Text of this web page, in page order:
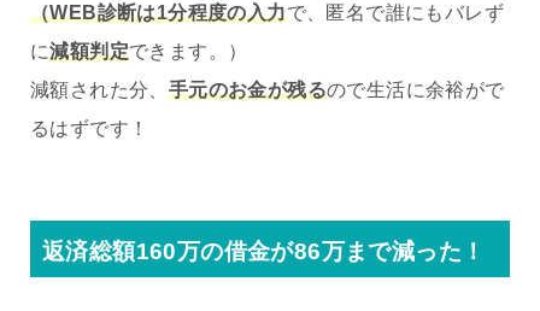
（WEB診断は1分程度の入力で、匿名で誰にもバレず
に減額判定できます。）
減額された分、 手元のお金が残るので生活に余裕がで
るはずです！
返済総額160万の借金が86万まで減った！